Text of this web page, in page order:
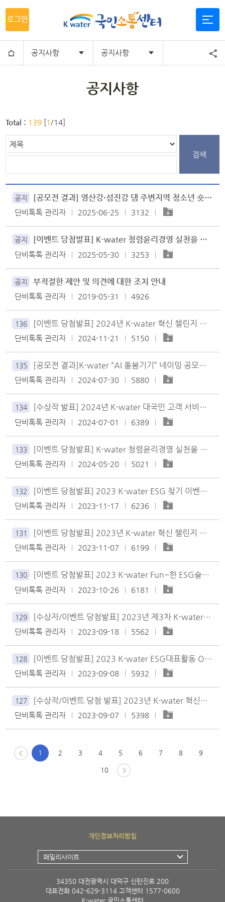
로그인
공지사항 공지사항
공지사항
Total : 139 [1 /14]
검색
공지 [공모전 결과] 영산강·섬진강 댐 주변지역 청소년 숏폼 공모전 결과 안내★
단비톡톡 관리자 2025-06-25 3132
공지 [이벤트 당첨발표] K-water 청렴윤리경영 실천을 위한 국민의견 수렴 이벤트 결과 안내 ★
단비톡톡 관리자 2025-05-30 3253
공지 부적절한 제안 및 의견에 대한 조치 안내
단비톡톡 관리자 2019-05-31 4926
136 [이벤트 당첨발표] 2024년 K-water 혁신 챌린지 투표 이벤트 결과 안내★
단비톡톡 관리자 2024-11-21 5150
135 [공모전 결과]K-water “AI 돌봄기기” 네이밍 공모전 결과 안내★
단비톡톡 관리자 2024-07-30 5880
134 [수상작 발표] 2024년 K-water 대국민 고객 서비스 아이디어 공모전 결과 안내(수정)
단비톡톡 관리자 2024-07-01 6389
133 [이벤트 당첨발표] K-water 청렴윤리경영 실천을 위한 국민의견 수렴 이벤트 결과 안내★
단비톡톡 관리자 2024-05-20 5021
132 [이벤트 당첨발표] 2023 K-water ESG 찾기 이벤트 결과 안내★
단비톡톡 관리자 2023-11-17 6236
131 [이벤트 당첨발표] 2023년 K-water 혁신 챌린지 투표 이벤트 결과 안내★
단비톡톡 관리자 2023-11-07 6199
130 [이벤트 당첨발표] 2023 K-water Fun~한 ESG슬로건 이벤트 결과 안내★
단비톡톡 관리자 2023-10-26 6181
129 [수상자/이벤트 당첨발표] 2023년 제3차 K-water 옥외글판 문구 결과 안내★
단비톡톡 관리자 2023-09-18 5562
128 [이벤트 당첨발표] 2023 K-water ESG대표활동 One Pick 국민투표 이벤트 결과 안내★
단비톡톡 관리자 2023-09-08 5932
127 [수상작/이벤트 당첨 발표] 2023년 K-water 혁신챌린지 슬로건 공모 결과 안내
단비톡톡 관리자 2023-09-07 5398
1 2 3 4 5 6 7 8 9
10
개인정보처리방침
패밀리사이트
34350 대전광역시 대덕구 신탄진로 200
대표전화 042-629-3114고객센터 1577-0600
K-water 국민소통센터